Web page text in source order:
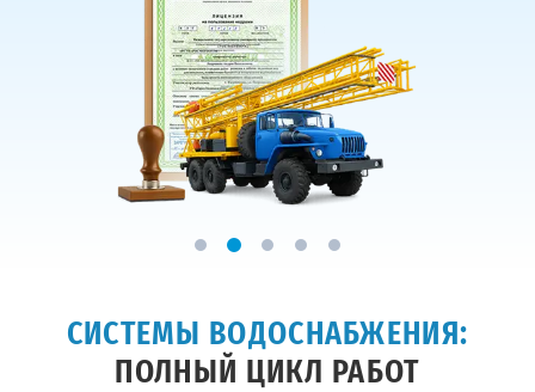
СИСТЕМЫ ВОДОСНАБЖЕНИЯ:
ПОЛНЫЙ ЦИКЛ РАБОТ